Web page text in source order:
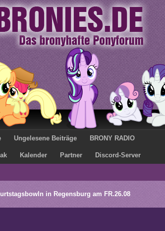
Ungelesene Beiträge BRONY RADIO
Kalender Partner Discord-Server
in Regensburg am FR.26.08